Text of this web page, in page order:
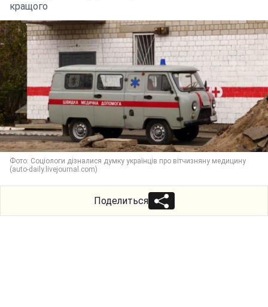
кращого
Фото: Соціологи дізналися думку українців про вітчизняну медицину
(auto-daily.livejournal.com)
Поделиться